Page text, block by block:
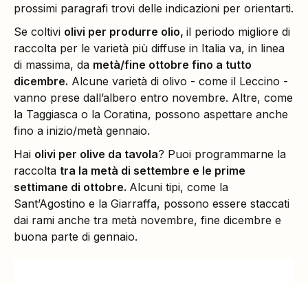
prossimi paragrafi trovi delle indicazioni per orientarti.
Se coltivi olivi per produrre olio, il periodo migliore di
raccolta per le varietà più diffuse in Italia va, in linea
di massima, da metà/fine ottobre fino a tutto
dicembre. Alcune varietà di olivo - come il Leccino -
vanno prese dall’albero entro novembre. Altre, come
la Taggiasca o la Coratina, possono aspettare anche
fino a inizio/metà gennaio.
Hai olivi per olive da tavola? Puoi programmarne la
raccolta tra la metà di settembre e le prime
settimane di ottobre. Alcuni tipi, come la
Sant’Agostino e la Giarraffa, possono essere staccati
dai rami anche tra metà novembre, fine dicembre e
buona parte di gennaio.